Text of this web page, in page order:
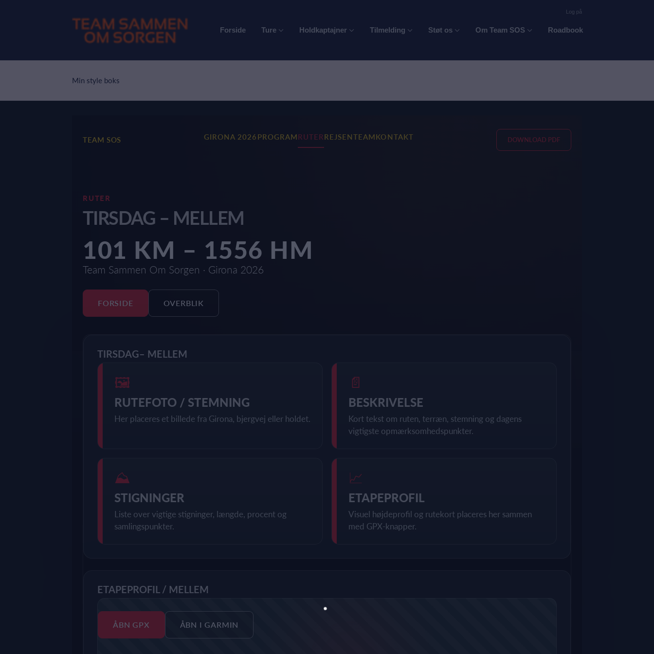
Log på
Forside Ture Holdkaptajner Tilmelding Støt os Om Team SOS Roadbook
Min style boks
TEAM SOS GIRONA 2026 PROGRAMRUTERREJSENTEAMKONTAKT DOWNLOAD PDF
RUTER
TIRSDAG – MELLEM
101 KM – 1556 HM
Team Sammen Om Sorgen · Girona 2026
FORSIDE OVERBLIK
TIRSDAG– MELLEM
🖼
RUTEFOTO / STEMNING
Her placeres et billede fra Girona, bjergvej eller holdet.
📄
BESKRIVELSE
Kort tekst om ruten, terræn, stemning og dagens
vigtigste opmærksomhedspunkter.
⛰
STIGNINGER
Liste over vigtige stigninger, længde, procent og
samlingspunkter.
📈
ETAPEPROFIL
Visuel højdeprofil og rutekort placeres her sammen
med GPX-knapper.
ETAPEPROFIL / MELLEM
ÅBN GPX ÅBN I GARMIN